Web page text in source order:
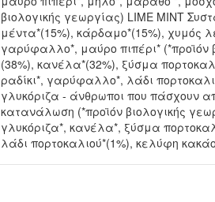
βιολογικής γεωργίας) LIME MINT
μέντα*(15%), κάρδαμο*(15%), χυμός
γαρύφαλλο*, μαύρο πιπέρι* (*προϊόν
(38%), κανέλα*(32%), ξύσμα
ραδίκι*, γαρύφαλλο*, λάδι
γλυκόριζα - άνθρωποι που πάσχουν
κατανάλωση (*προϊόν βιολογικής
γλυκόριζα*, κανέλα*, ξύσμα
λάδι πορτοκαλιού*(1%), κελύφη